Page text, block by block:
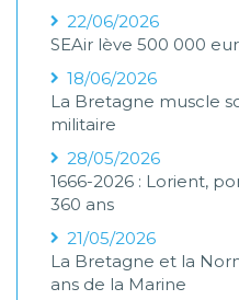
22/06/2026
SEAir lève 500 000
18/06/2026
La Bretagne muscle
militaire
28/05/2026
1666-2026 : Lorient,
360 ans
21/05/2026
La Bretagne et la
ans de la Marine